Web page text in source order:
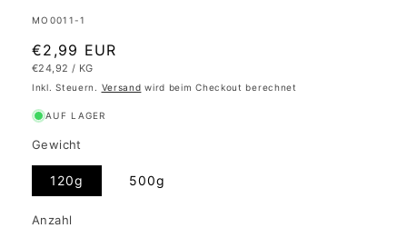
SKU:
MO0011-1
Normaler
Preis
€2,99 EUR
GRUNDPREIS
€24,92 / PRO
KG
Inkl. Steuern. Versand wird beim Checkout berechnet
AUF LAGER
Gewicht
120g 500g
Anzahl